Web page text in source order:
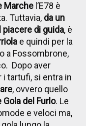
Marche l’E78 è
Tuttavia, da un
di guida, è
e quindi per la
a Fossombrone,
Dopo aver
i tartufi, si entra in
, ovvero quello
Gola del Furlo. Le
e veloci ma,